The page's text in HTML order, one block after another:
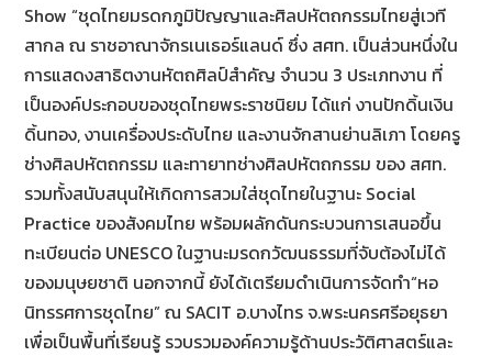
Show “ชุดไทยมรดกภูมิปัญญาและศิลปหัตถกรรมไทยสู่เวที
สากล ณ ราชอาณาจักรเนเธอร์แลนด์ ซึ่ง สศท. เป็นส่วนหนึ่งใน
การแสดงสาธิตงานหัตถศิลป์สำคัญ จำนวน 3 ประเภทงาน ที่
เป็นองค์ประกอบของชุดไทยพระราชนิยม ได้แก่ งานปักดิ้นเงิน
ดิ้นทอง, งานเครื่องประดับไทย และงานจักสานย่านลิเภา โดยครู
ช่างศิลปหัตถกรรม และทายาทช่างศิลปหัตถกรรม ของ สศท.
รวมทั้งสนับสนุนให้เกิดการสวมใส่ชุดไทยในฐานะ Social
Practice ของสังคมไทย พร้อมผลักดันกระบวนการเสนอขึ้น
ทะเบียนต่อ UNESCO ในฐานะมรดกวัฒนธรรมที่จับต้องไม่ได้
ของมนุษยชาติ นอกจากนี้ ยังได้เตรียมดำเนินการจัดทำ“หอ
นิทรรศการชุดไทย” ณ SACIT อ.บางไทร จ.พระนครศรีอยุธยา
เพื่อเป็นพื้นที่เรียนรู้ รวบรวมองค์ความรู้ด้านประวัติศาสตร์และ